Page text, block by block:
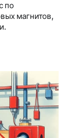
по
магнитов,